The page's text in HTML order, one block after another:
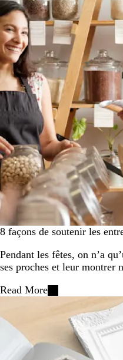
8 façons de soutenir les
Pendant les fêtes, on n’a
ses proches et leur
Read More